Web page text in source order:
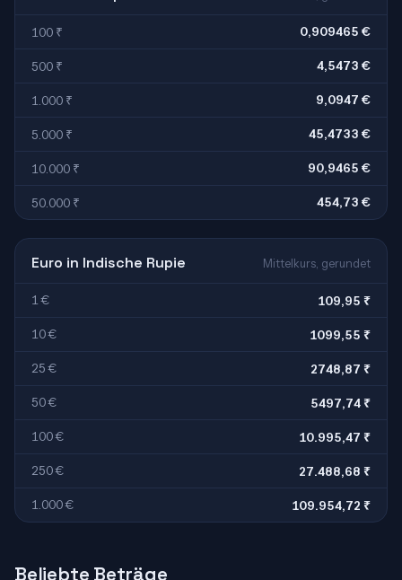
100 ₹ 0,909465 €
500 ₹ 4,5473 €
1.000 ₹ 9,0947 €
5.000 ₹ 45,4733 €
10.000 ₹ 90,9465 €
50.000 ₹ 454,73 €
Euro in Indische Rupie Mittelkurs, gerundet
1 € 109,95 ₹
10 € 1099,55 ₹
25 € 2748,87 ₹
50 € 5497,74 ₹
100 € 10.995,47 ₹
250 € 27.488,68 ₹
1.000 € 109.954,72 ₹
Beliebte Beträge